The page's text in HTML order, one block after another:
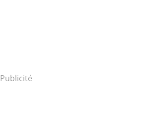
Publicité